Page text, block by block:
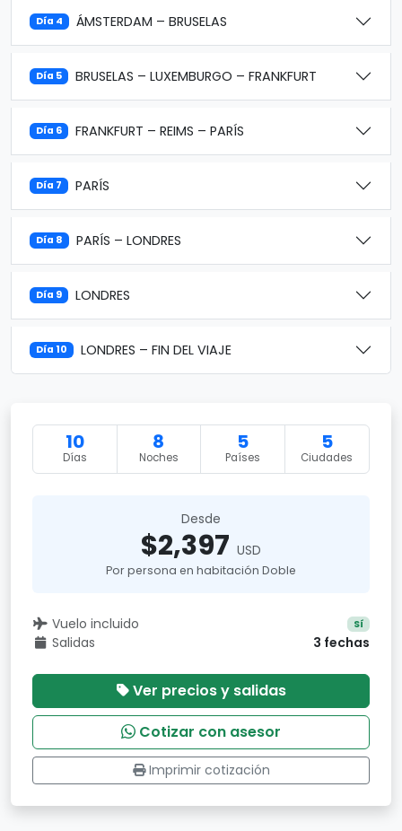
Día 4 ÁMSTERDAM – BRUSELAS
Día 5 BRUSELAS – LUXEMBURGO – FRANKFURT
Día 6 FRANKFURT – REIMS – PARÍS
Día 7 PARÍS
Día 8 PARÍS – LONDRES
Día 9 LONDRES
Día 10 LONDRES – FIN DEL VIAJE
10
Días
8
Noches
5
Países
5
Ciudades
Desde
$2,397 USD
Por persona en habitación Doble
Vuelo incluido Sí
Salidas 3 fechas
Ver precios y salidas
Cotizar con asesor
Imprimir cotización